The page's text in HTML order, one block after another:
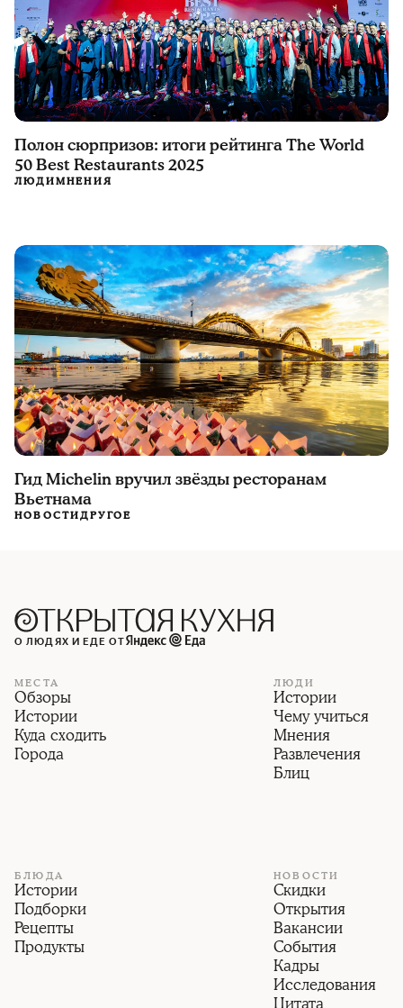
Полон сюрпризов: итоги рейтинга The World
50 Best Restaurants 2025
ЛЮДИМНЕНИЯ
Гид Michelin вручил звёзды ресторанам
Вьетнама
НОВОСТИДРУГОЕ
О ЛЮДЯХ И ЕДЕ ОТ
МЕСТА
Обзоры
Истории
Куда сходить
Города
ЛЮДИ
Истории
Чему учиться
Мнения
Развлечения
Блиц
БЛЮДА
Истории
Подборки
Рецепты
Продукты
НОВОСТИ
Скидки
Открытия
Вакансии
События
Кадры
Исследования